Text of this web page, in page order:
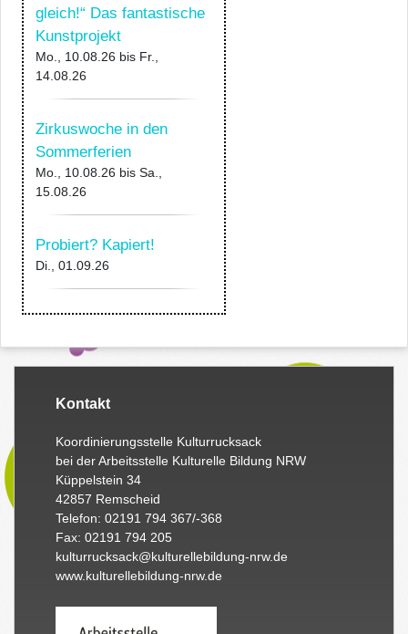
gleich!“ Das fantastische
Kunstprojekt
Mo., 10.08.26 bis Fr.,
14.08.26
Zirkuswoche in den
Sommerferien
Mo., 10.08.26 bis Sa.,
15.08.26
Probiert? Kapiert!
Di., 01.09.26
Kontakt
Koordinierungsstelle Kulturrucksack
bei der Arbeitsstelle Kulturelle Bildung NRW
Küppelstein 34
42857 Remscheid
Telefon: 02191 794 367/-368
Fax: 02191 794 205
kulturrucksack@kulturellebildung-nrw.de
www.kulturellebildung-nrw.de